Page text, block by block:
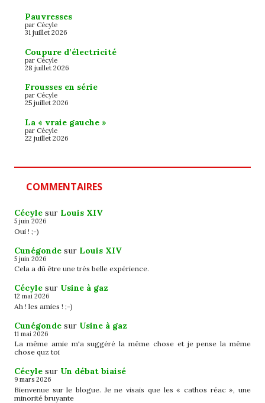
Pauvresses
par Cécyle
31 juillet 2026
Coupure d’électricité
par Cécyle
28 juillet 2026
Frousses en série
par Cécyle
25 juillet 2026
La « vraie gauche »
par Cécyle
22 juillet 2026
COMMENTAIRES
Cécyle sur Louis XIV
5 juin 2026
Oui ! ;-)
Cunégonde sur Louis XIV
5 juin 2026
Cela a dû être une très belle expérience.
Cécyle sur Usine à gaz
12 mai 2026
Ah ! les amies ! ;-)
Cunégonde sur Usine à gaz
11 mai 2026
La même amie m'a suggéré la même chose et je pense la même
chose quz toi
Cécyle sur Un débat biaisé
9 mars 2026
Bienvenue sur le blogue. Je ne visais que les « cathos réac », une
minorité bruyante